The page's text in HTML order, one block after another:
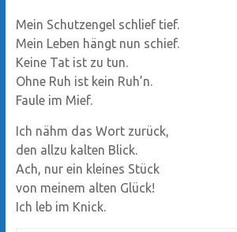
Mein Schutzengel schlief tief.
Mein Leben hängt nun schief.
Keine Tat ist zu tun.
Ohne Ruh ist kein Ruh’n.
Faule im Mief.
Ich nähm das Wort zurück,
den allzu kalten Blick.
Ach, nur ein kleines Stück
von meinem alten Glück!
Ich leb im Knick.